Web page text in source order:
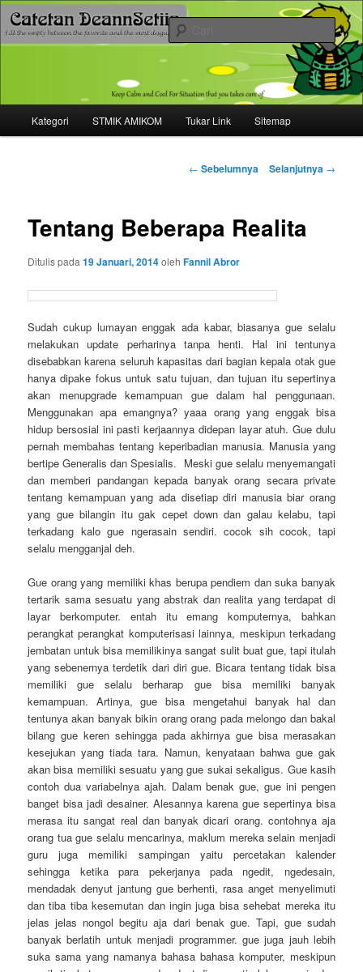
Mari bermimpi dan ciptakan kehendak
Cari
Langsung
utama
Kategori STMIK AMIKOM Tukar Link Sitemap
Navigasi
← Sebelumnya Selanjutnya →
Tentang Beberapa Realita
Ditulis pada19 Januari, 2014olehFannil Abror
Sudah cukup lumayan enggak ada kabar, biasanya gue selalu
melakukan update perharinya tanpa henti. Hal ini tentunya
disebabkan karena seluruh kapasitas dari bagian kepala otak gue
hanya dipake fokus untuk satu tujuan, dan tujuan itu sepertinya
akan menupgrade kemampuan gue dalam hal penggunaan.
Menggunakan apa emangnya? yaaa orang yang enggak bisa
hidup bersosial ini pasti kerjaannya didepan layar atuh. Gue dulu
pernah membahas tentang keperibadian manusia. Manusia yang
bertipe Generalis dan Spesialis. Meski gue selalu menyemangati
dan memberi pandangan kepada banyak orang secara private
tentang kemampuan yang ada disetiap diri manusia biar orang
yang gue bilangin itu gak cepet down dan galau kelabu, tapi
terkadang kalo gue ngerasain sendiri. cocok sih cocok, tapi
selalu mengganjal deh.
Gue orang yang memiliki khas berupa pendiem dan suka banyak
tertarik sama sesuatu yang abstrak dan realita yang terdapat di
layar berkomputer. entah itu emang komputernya, bahkan
perangkat perangkat komputerisasi lainnya, meskipun terkadang
jembatan untuk bisa memilikinya sangat sulit buat gue, tapi itulah
yang sebenernya terdetik dari diri gue. Bicara tentang tidak bisa
memiliki gue selalu berharap gue bisa memiliki banyak
kemampuan. Artinya, gue bisa mengetahui banyak hal dan
tentunya akan banyak bikin orang orang pada melongo dan bakal
bilang gue keren sehingga pada akhirnya gue bisa merasakan
kesejukan yang tiada tara. Namun, kenyataan bahwa gue gak
akan bisa memiliki sesuatu yang gue sukai sekaligus. Gue kasih
contoh dua variabelnya ajah. Dalam benak gue, gue ini pengen
banget bisa jadi desainer. Alesannya karena gue sepertinya bisa
merasa itu sangat real dan banyak dicari orang. contohnya aja
orang tua gue selalu mencarinya, maklum mereka selain menjadi
guru juga memiliki sampingan yaitu percetakan kalender
sehingga ketika para pekerjanya pada ngedit, ngedesain,
mendadak denyut jantung gue berhenti, rasa anget menyelimuti
dan tiba tiba kesemutan dan ingin juga bisa sehebat mereka itu
jelas jelas nongol begitu aja dari benak gue. Tapi, gue sudah
banyak berlatih untuk menjadi programmer. gue juga jauh lebih
suka sama yang namanya bahasa bahasa komputer, meskipun